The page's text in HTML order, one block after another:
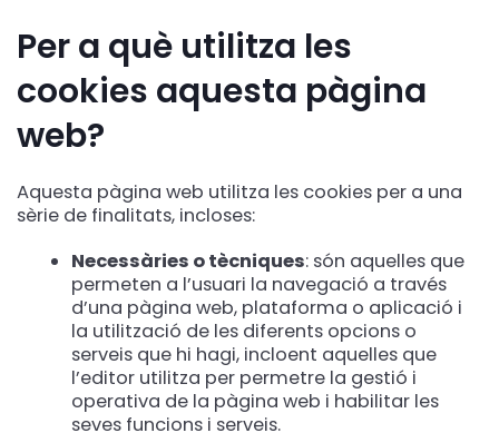
Per a què utilitza les
cookies aquesta pàgina
web?
Aquesta pàgina web utilitza les cookies per a una
sèrie de finalitats, incloses:
Necessàries o tècniques: són aquelles que
permeten a l’usuari la navegació a través
d’una pàgina web, plataforma o aplicació i
la utilització de les diferents opcions o
serveis que hi hagi, incloent aquelles que
l’editor utilitza per permetre la gestió i
operativa de la pàgina web i habilitar les
seves funcions i serveis.